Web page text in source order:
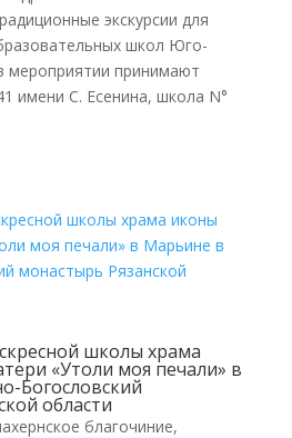
экскурсии для
школ Юго-
мероприятии принимают
имени С. Есенина, школа N°
школы храма
«Утоли моя печали» в
Богословский
области
благочиние,